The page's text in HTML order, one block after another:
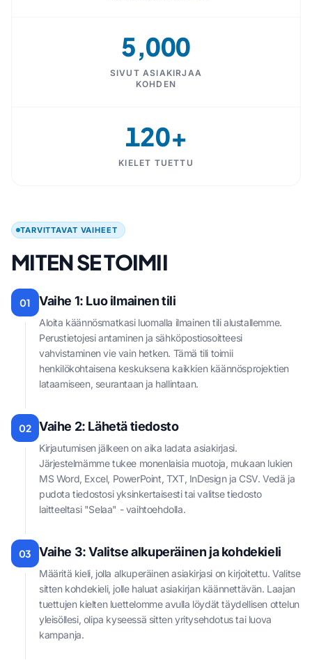
5,000
SIVUT ASIAKIRJAA
KOHDEN
120+
KIELET TUETTU
TARVITTAVAT VAIHEET
MITEN SE TOIMII
01 Vaihe 1: Luo ilmainen tili
Aloita käännösmatkasi luomalla ilmainen tili alustallemme.
Perustietojesi antaminen ja sähköpostiosoitteesi
vahvistaminen vie vain hetken. Tämä tili toimii
henkilökohtaisena keskuksena kaikkien käännösprojektien
lataamiseen, seurantaan ja hallintaan.
02 Vaihe 2: Lähetä tiedosto
Kirjautumisen jälkeen on aika ladata asiakirjasi.
Järjestelmämme tukee monenlaisia muotoja, mukaan lukien
MS Word, Excel, PowerPoint, TXT, InDesign ja CSV. Vedä ja
pudota tiedostosi yksinkertaisesti tai valitse tiedosto
laitteeltasi "Selaa" - vaihtoehdolla.
03 Vaihe 3: Valitse alkuperäinen ja kohdekieli
Määritä kieli, jolla alkuperäinen asiakirjasi on kirjoitettu. Valitse
sitten kohdekieli, jolle haluat asiakirjan käännettävän. Laajan
tuettujen kielten luettelomme avulla löydät täydellisen ottelun
yleisöllesi, olipa kyseessä sitten yritysehdotus tai luova
kampanja.